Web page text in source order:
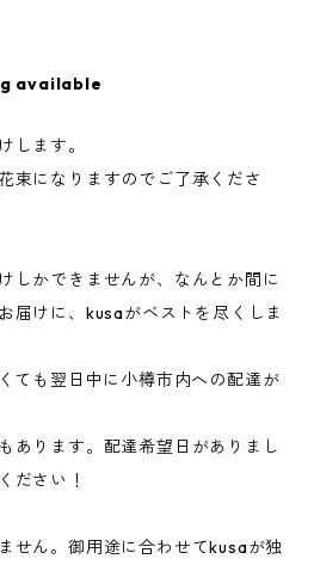
available
します。
束になりますのでご了承くださ
しかできませんが、なんとか間に
届けに、kusaがベストを尽くしま
ても翌日中に小樽市内への配達が
あります。配達希望日がありまし
ださい！
せん。御用途に合わせてkusaが独